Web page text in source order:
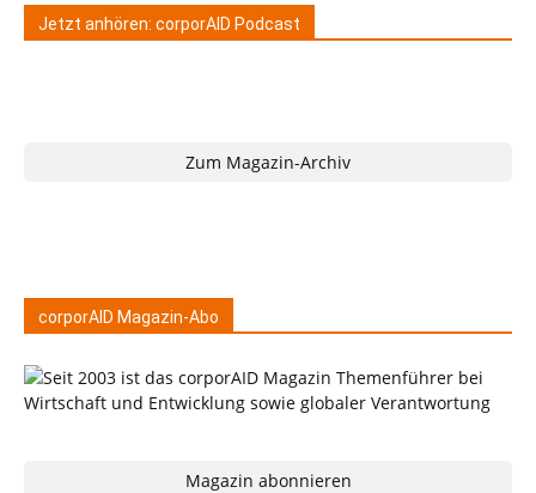
Jetzt anhören: corporAID Podcast
Zum Magazin-Archiv
corporAID Magazin-Abo
Magazin abonnieren